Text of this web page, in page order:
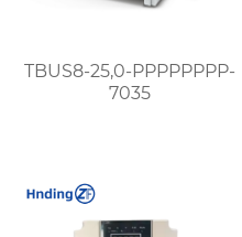
TBUS8-25,0-PPPPPPPP-
7035